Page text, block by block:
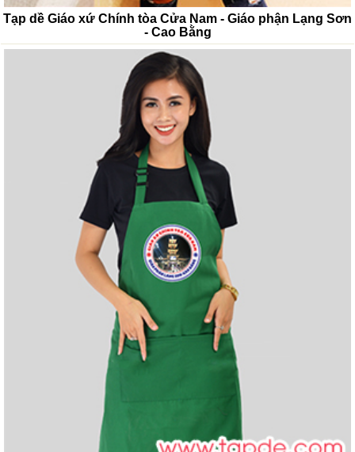
Tạp dề Giáo xứ Chính tòa Cửa Nam - Giáo phận Lạng Sơn
- Cao Bằng